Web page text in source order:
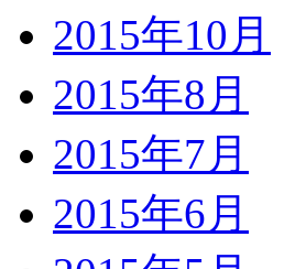
2015年10月
2015年8月
2015年7月
2015年6月